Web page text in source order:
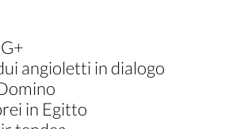
angioletti in dialogo
in Egitto